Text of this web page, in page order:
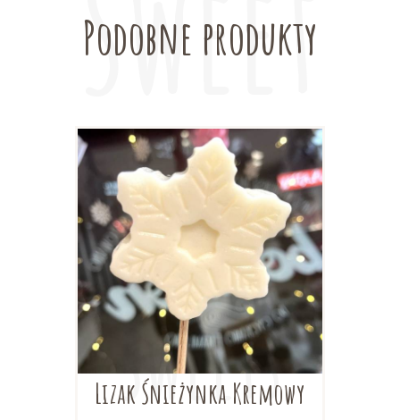
Podobne produkty
Lizak Śnieżynka Kremowy